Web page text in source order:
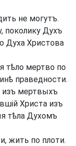
не могутъ.
поколику Духъ
Духа Христова
тѣло мертво по
праведности.
изъ мертвыхъ
Христа изъ
тѣла Духомъ
жить по плоти.